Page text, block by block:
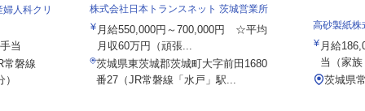
人科クリ
当
常磐線
株式会社日本トランスネット 茨城営業所
月給550,000円～700,000円 ☆平均
月収60万円（頑張...
茨城県東茨城郡茨城町大字前田1680
番27（JR常磐線「水戸」駅...
高砂製紙株
月給
当（家
茨城県